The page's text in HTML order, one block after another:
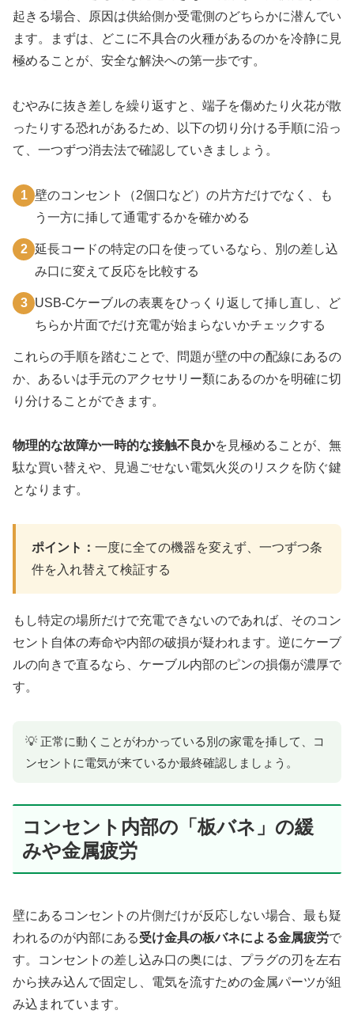
起きる場合、原因は供給側か受電側のどちらかに潜んでい
ます。まずは、どこに不具合の火種があるのかを冷静に見
極めることが、安全な解決への第一歩です。
むやみに抜き差しを繰り返すと、端子を傷めたり火花が散
ったりする恐れがあるため、以下の切り分ける手順に沿っ
て、一つずつ消去法で確認していきましょう。
1 壁のコンセント（2個口など）の片方だけでなく、も
う一方に挿して通電するかを確かめる
2 延長コードの特定の口を使っているなら、別の差し込
み口に変えて反応を比較する
3
USB-Cケーブルの表裏をひっくり返して挿し直し、ど
ちらか片面でだけ充電が始まらないかチェックする
これらの手順を踏むことで、問題が壁の中の配線にあるの
か、あるいは手元のアクセサリー類にあるのかを明確に切
り分けることができます。
物理的な故障か一時的な接触不良かを見極めることが、無
駄な買い替えや、見過ごせない電気火災のリスクを防ぐ鍵
となります。
ポイント： 一度に全ての機器を変えず、一つずつ条
件を入れ替えて検証する
もし特定の場所だけで充電できないのであれば、そのコン
セント自体の寿命や内部の破損が疑われます。逆にケーブ
ルの向きで直るなら、ケーブル内部のピンの損傷が濃厚で
す。
💡 正常に動くことがわかっている別の家電を挿して、コ
ンセントに電気が来ているか最終確認しましょう。
コンセント内部の「板バネ」の緩
みや金属疲労
壁にあるコンセントの片側だけが反応しない場合、最も疑
われるのが内部にある受け金具の板バネによる金属疲労で
す。コンセントの差し込み口の奥には、プラグの刃を左右
から挟み込んで固定し、電気を流すための金属パーツが組
み込まれています。